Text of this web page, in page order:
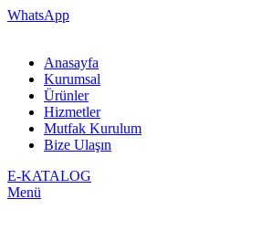
WhatsApp
Anasayfa
Kurumsal
Ürünler
Hizmetler
Mutfak Kurulum
Bize Ulaşın
E-KATALOG
Menü